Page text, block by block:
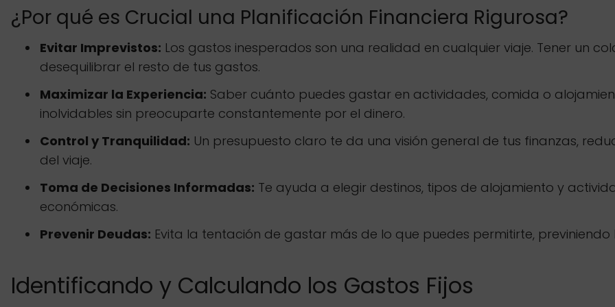
¿Por qué es Crucial una Planificación Financiera Rigurosa?
Evitar Imprevistos: Los gastos inesperados son una realidad en cualquier viaje. Tener un
desequilibrar el resto de tus gastos.
Maximizar la Experiencia: Saber cuánto puedes gastar en actividades, comida o
inolvidables sin preocuparte constantemente por el dinero.
Control y Tranquilidad: Un presupuesto claro te da una visión general de tus finanzas,
del viaje.
Toma de Decisiones Informadas: Te ayuda a elegir destinos, tipos de alojamiento y
económicas.
Prevenir Deudas: Evita la tentación de gastar más de lo que puedes permitirte,
Identificando y Calculando los Gastos Fijos